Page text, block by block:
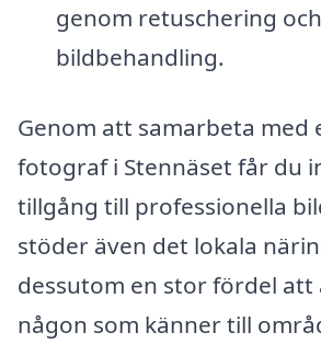
genom retuschering
bildbehandling.
Genom att samarbeta med
fotograf i Stennäset får du
tillgång till professionella
stöder även det lokala
dessutom en stor fördel att
någon som känner till